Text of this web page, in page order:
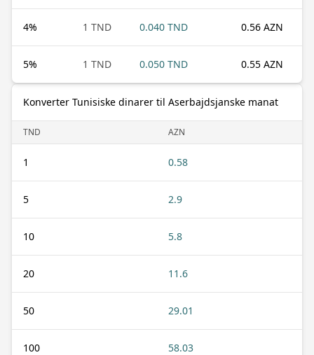
4% 1 TND 0.040 TND 0.56 AZN
5% 1 TND 0.050 TND 0.55 AZN
Konverter Tunisiske dinarer til Aserbajdsjanske manat
TND AZN
1 0.58
5 2.9
10 5.8
20 11.6
50 29.01
100 58.03